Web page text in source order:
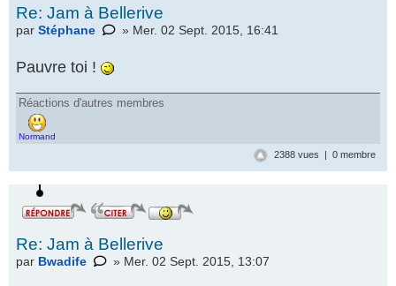
Re: Jam à Bellerive
par Stéphane » Mer. 02 Sept. 2015, 16:41
Pauvre toi !
Réactions d'autres membres
Normand
2388 vues | 0 membre
Re: Jam à Bellerive
par Bwadife » Mer. 02 Sept. 2015, 13:07